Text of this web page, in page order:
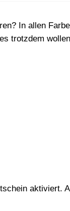
In allen
trotzdem
aktiviert.